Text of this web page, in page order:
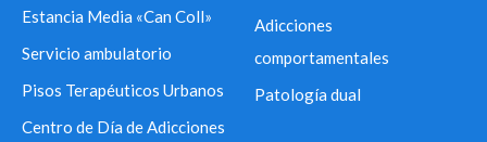
Estancia Media «Can Coll»
Servicio ambulatorio
Pisos Terapéuticos Urbanos
Centro de Dí­a de Adicciones
Adicciones
comportamentales
Patología dual